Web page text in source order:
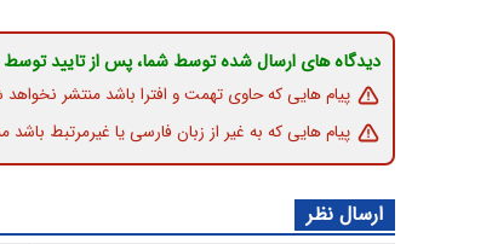
دیدگاه های ارسال شده توسط شما، پس از تایید
پیام هایی که حاوی تهمت و افترا باشد منتشر
پیام هایی که به غیر از زبان فارسی یا غیرمرتبط
ارسال نظر